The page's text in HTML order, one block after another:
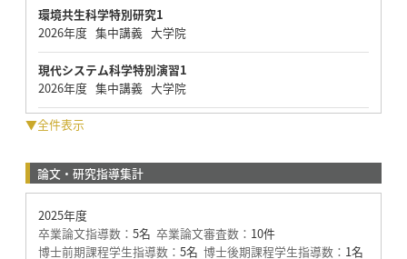
環境共生科学特別研究1
2026年度 集中講義 大学院
現代システム科学特別演習1
2026年度 集中講義 大学院
▼全件表示
論文・研究指導集計
2025年度
卒業論文指導数： 5名 卒業論文審査数： 10件
博士前期課程学生指導数： 5名 博士後期課程学生指導数： 1名